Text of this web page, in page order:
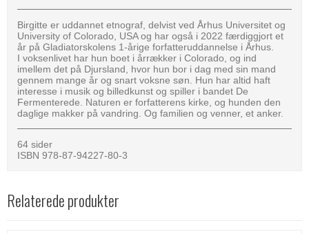
Birgitte er uddannet etnograf, delvist ved Århus Universitet og
University of Colorado, USA og har også i 2022 færdiggjort et
år på Gladiatorskolens 1-årige forfatteruddannelse i Århus.
I voksenlivet har hun boet i årrækker i Colorado, og ind
imellem det på Djursland, hvor hun bor i dag med sin mand
gennem mange år og snart voksne søn. Hun har altid haft
interesse i musik og billedkunst og spiller i bandet De
Fermenterede. Naturen er forfatterens kirke, og hunden den
daglige makker på vandring. Og familien og venner, et anker.
64 sider
ISBN 978-87-94227-80-3
Relaterede produkter